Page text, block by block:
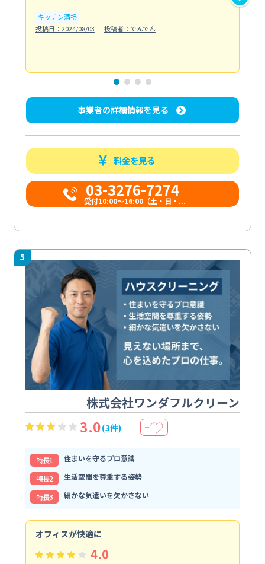
キッチン清掃
投稿日：2024/08/03
投稿者：でんでん
事業者の詳細情報を見る
料金を見る
03-3276-7274
受付10:00〜16:00（土・日・...
5
株式会社ワンダフルクリーン
3.0(3件) ＋
特⻑1
住まいを守るプロ意識
特⻑2
生活空間を尊重する姿勢
特⻑3
細かな気遣いを欠かさない
オフィスが快適に
4.0